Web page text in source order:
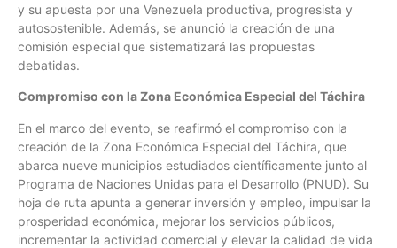
y su apuesta por una Venezuela productiva, progresista y
autosostenible. Además, se anunció la creación de una
comisión especial que sistematizará las propuestas
debatidas.
Compromiso con la Zona Económica Especial del Táchira
En el marco del evento, se reafirmó el compromiso con la
creación de la Zona Económica Especial del Táchira, que
abarca nueve municipios estudiados científicamente junto al
Programa de Naciones Unidas para el Desarrollo (PNUD). Su
hoja de ruta apunta a generar inversión y empleo, impulsar la
prosperidad económica, mejorar los servicios públicos,
incrementar la actividad comercial y elevar la calidad de vida